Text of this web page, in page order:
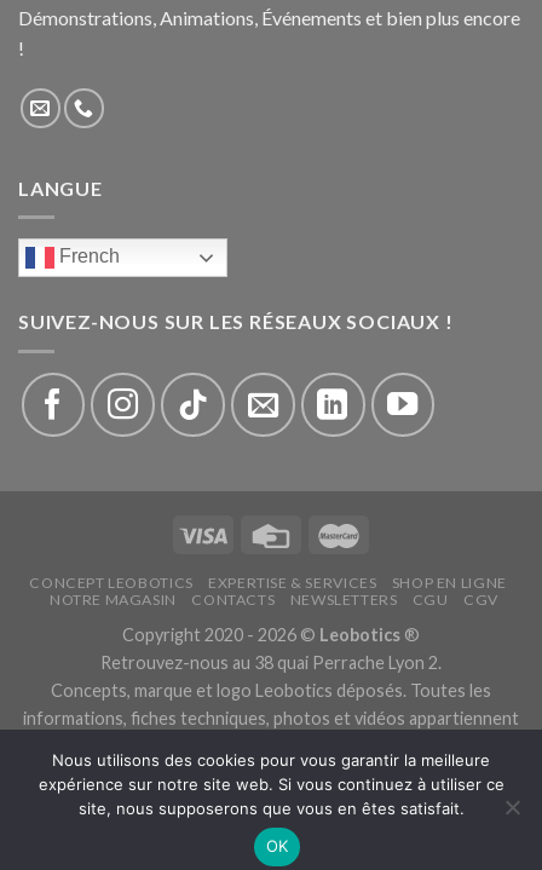
Démonstrations, Animations, Événements et bien plus encore
!
LANGUE
French
SUIVEZ-NOUS SUR LES RÉSEAUX SOCIAUX !
CONCEPT LEOBOTICS EXPERTISE & SERVICES
SHOP EN LIGNE
NOTRE MAGASIN
CONTACTS NEWSLETTERS CGU CGV
Copyright 2020 - 2026 © Leobotics ®
Retrouvez-nous au 38 quai Perrache Lyon 2.
Concepts, marque et logo Leobotics déposés. Toutes les
informations, fiches techniques, photos et vidéos appartiennent
Les traductions sont automatiques, veuillez nous excuser pour
les traductions erronées.
Politique de confidentialité.
Nous utilisons des cookies pour vous garantir la meilleure
expérience sur notre site web. Si vous continuez à utiliser ce
site, nous supposerons que vous en êtes satisfait.
OK